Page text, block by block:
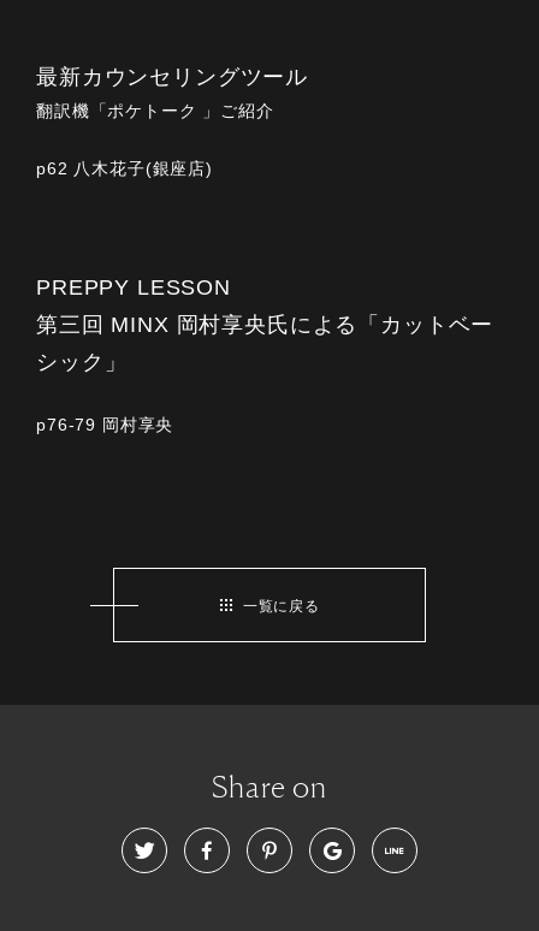
最新カウンセリングツール
翻訳機「ポケトーク 」ご紹介
p62 八木花子(銀座店)
PREPPY LESSON
第三回 MINX 岡村享央氏による「カットベー
シック」
p76-79 岡村享央
一覧に戻る
Share on